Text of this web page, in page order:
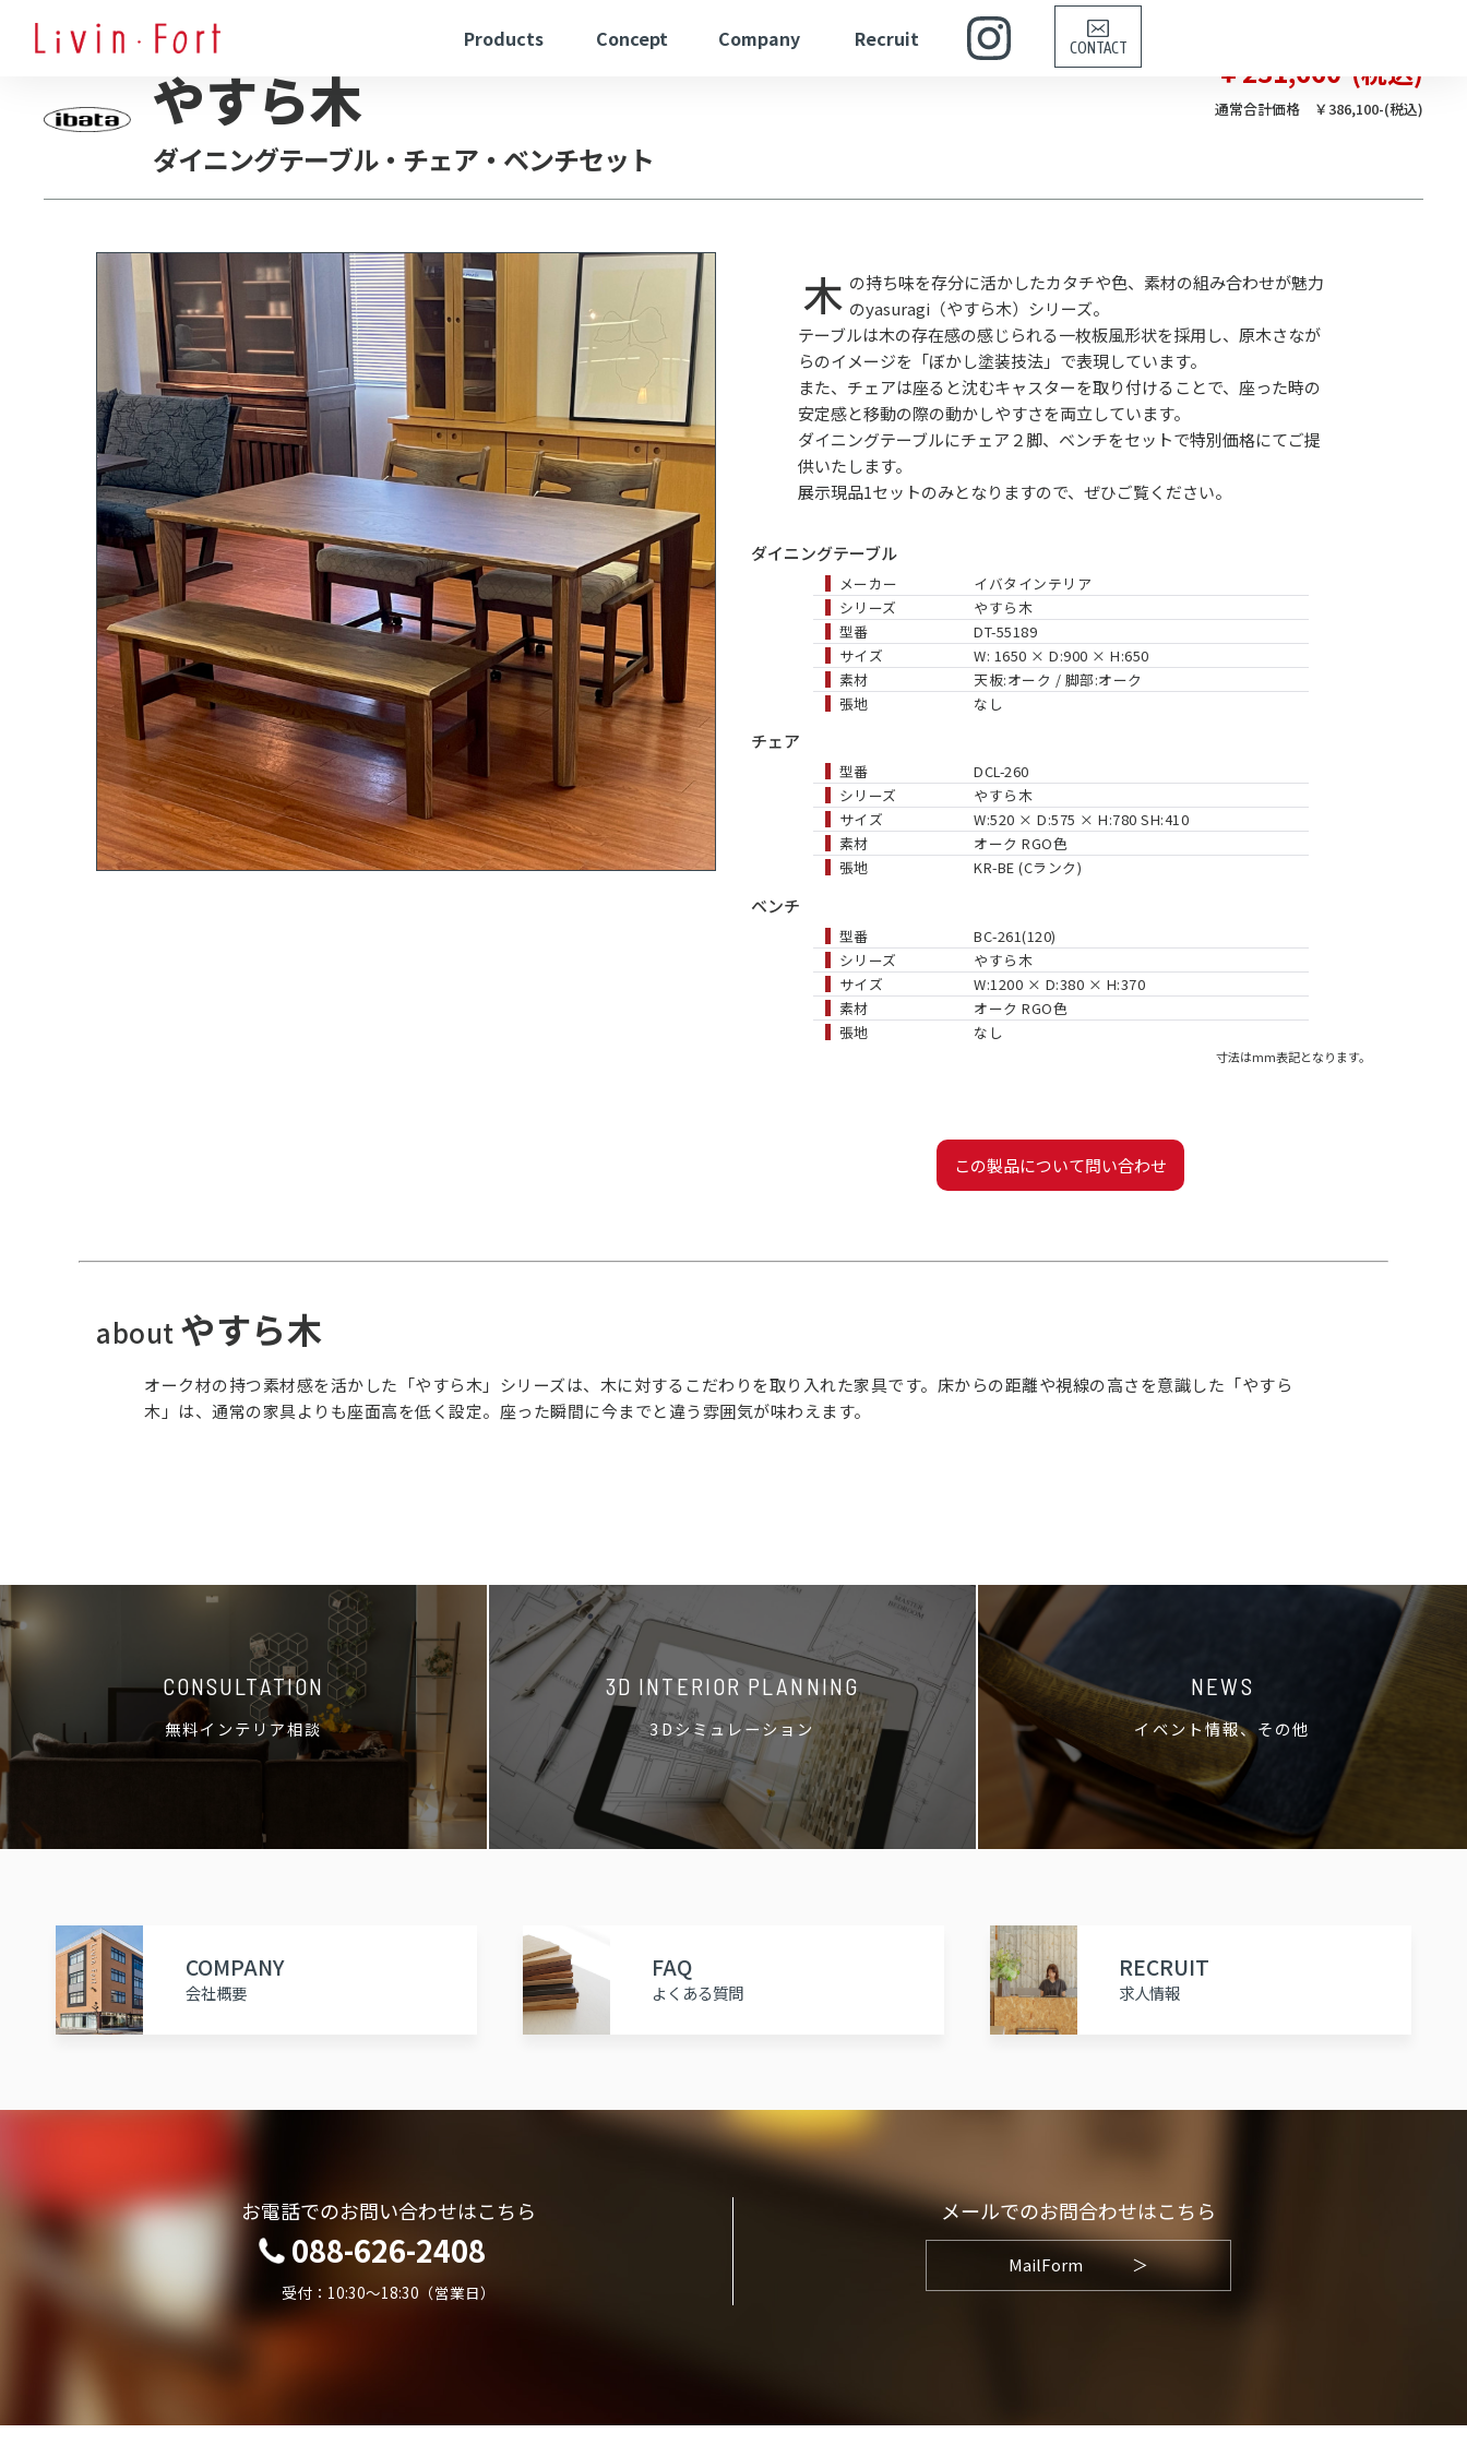
Products Concept Company Recruit CONTACT
やすら木
ダイニングテーブル・チェア ・ベンチセット
￥231,660-(税込)
通常合計価格 ￥386,100-(税込)
木 の持ち味を存分に活かしたカタチや色、素材の組み合わせが魅力
のyasuragi（やすら木）シリーズ。
テーブルは木の存在感の感じられる一枚板風形状を採用し、原木さなが
らのイメージを「ぼかし塗装技法」で表現しています。
また、チェアは座ると沈むキャスターを取り付けることで、座った時の
安定感と移動の際の動かしやすさを両立しています。
ダイニングテーブルにチェア２脚、ベンチをセットで特別価格にてご提
供いたします。
展示現品1セットのみとなりますので、ぜひご覧ください。
ダイニングテーブル
メーカー
イバタインテリア
シリーズ
やすら木
型番
DT-55189
サイズ
W: 1650 × D:900 × H:650
素材
天板:オーク / 脚部:オーク
張地
なし
チェア
型番
DCL-260
シリーズ
やすら木
サイズ
W:520 × D:575 × H:780 SH:410
素材
オーク RGO色
張地
KR-BE (Cランク)
ベンチ
型番
BC-261(120)
シリーズ
やすら木
サイズ
W:1200 × D:380 × H:370
素材
オーク RGO色
張地
なし
寸法はmm表記となります。
この製品について問い合わせ
about やすら木
オーク材の持つ素材感を活かした「やすら木」シリーズは、木に対するこだわりを取り入れた家具です。床からの距離や視線の高さを意識した「やすら
木」は、通常の家具よりも座面高を低く設定。座った瞬間に今までと違う雰囲気が味わえます。
CONSULTATION
無料インテリア相談
3D INTERIOR PLANNING
3Dシミュレーション
NEWS
イベント情報、その他
COMPANY
会社概要
FAQ
よくある質問
RECRUIT
求人情報
お電話でのお問い合わせはこちら
088-626-2408
受付：10:30～18:30（営業日）
メールでのお問合わせはこちら
MailForm ＞